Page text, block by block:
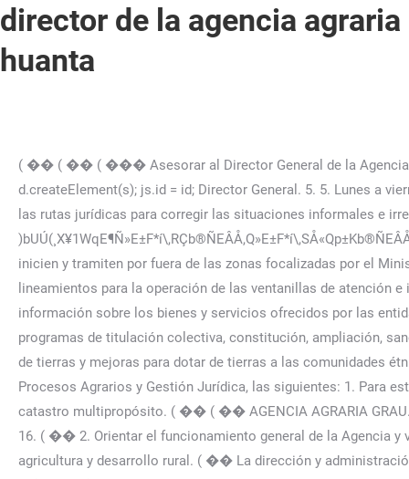
director de la agencia agraria
huanta
( �� ( �� ( ��� Asesorar al Director General de la Agencia Nacional de Tierras en las relaciones institucionales y funcionales con los organismos de control. Z (( �� js = d.createElement(s); js.id = id; Director General. 5. 5. Lunes a viernes, 8:00 am a 4:00 pm Jornada Continua, notificacionesjudiciales@funcionpublica.gov.co. ARTÍCULO 36. Analizar y proponer las rutas jurídicas para corregir las situaciones informales e irregulares identificadas en la caracterización jurídica de los predios. 11. )bUÚ(¸X¥1WqE¶Ñ»E±F*í\,RÇb®ÑEÂÅ,Q»E±F*í\,SÅ«Qp±Kb®ÑEÂÅ. 16. 22 0 obj <>stream Adelantar y decidir los procedimientos y actuaciones administrativas de acceso a tierras que se inicien y tramiten por fuera de las zonas focalizadas por el Ministerio de Agricultura y Desarrollo Rural, por delegación del Director General de la Agencia. ARTÍCULO 8°. Proponer los lineamientos para la operación de las ventanillas de atención e información ciudadana en las Unidades de Gestión Territorial, en las que la ciudadanía tenga acceso a orientación e información sobre los bienes y servicios ofrecidos por las entidades del Sector de Agricultura y Desarrollo Rural. Ejecutar el plan de atención a las comunidades étnicas, en lo referente a programas de titulación colectiva, constitución, ampliación, saneamiento y reestructuración de resguardos indígenas, previo concepto del Ministerio de Interior; adquisición, expropiación de tierras y mejoras para dotar de tierras a las comunidades étnicas conforme a la Ley 160 de 1994 Y sus decretos reglamentarios. ARTÍCULO 19. Son funciones de la Subdirección de Procesos Agrarios y Gestión Jurídica, las siguientes: 1. Para estos casos, el levantamiento predial por barrido deberá ser coherente con la metodología de levantamiento predial del catastro multipropósito. ( �� ( �� AGENCIA AGRARIA GRAU. Aprobar las modificaciones a la estructura y planta de personal de la entidad para su adopción por el Gobierno Nacional. 16. ( �� 2. Orientar el funcionamiento general de la Agencia y verificar el cumplimiento de los objetivos, planes y programas definidos y su conformidad con las políticas del sector agricultura y desarrollo rural. ( �� La dirección y administración de la Agencia Nacional de Tierras estará a cargo del Consejo de Directivo y de su Director General. 3. ( �� Danilo Valenza Calvo DIRECTOR REGIONAL AGRARIA APURIMAC Hoja de Vida DNI: 31041348 GRADO O TÍTULO: INGENIERO ZOOTECNISTA INSTITUCIÓN: UNIVERSIDAD NACIONAL DE SAN ANTONIO ABAD DEL CUSCO Fecha de diploma: 03/08/1989 PERIODO DE GESTION: 2019-2022 11. Ejercer la facultad del cobro coactivo frente a las tasas o contribuciones, multas y demás obligaciones a favor de la Agencia, ajustándose para ello a la normativa vigente sobre la materia. ( �� FAX: (+57) 601 7395657, www.funcionpublica.gov.co Adelantar las acciones de seguimiento a la implementación y ejecución de los planes de ordenamiento social de la propiedad, de acuerdo con las metas e indicadores trazados para cada plan. Verificar que los controles definidos para los procesos y actividades que desarrolla el Agencia Nacional de Tierras se cumplan por parte de los responsables de su ejecución. El Director General de la Agencia podrá crear comités permanentes o transitorios especiales para el estudio, análisis y asesoría en temas de competencia de la entidad. J Z ((h ���� 5. notificacionesjudiciales@funcionpublica.gov.co, Horario de atención presencial grupo de Servicio al